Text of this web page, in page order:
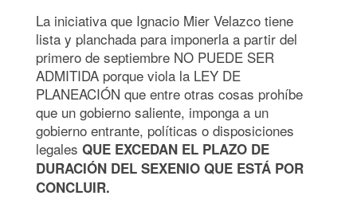
La iniciativa que Ignacio Mier Velazco tiene
lista y planchada para imponerla a partir del
primero de septiembre NO PUEDE SER
ADMITIDA porque viola la LEY DE
PLANEACIÓN que entre otras cosas prohíbe
que un gobierno saliente, imponga a un
gobierno entrante, políticas o disposiciones
legales QUE EXCEDAN EL PLAZO DE
DURACIÓN DEL SEXENIO QUE ESTÁ POR
CONCLUIR.